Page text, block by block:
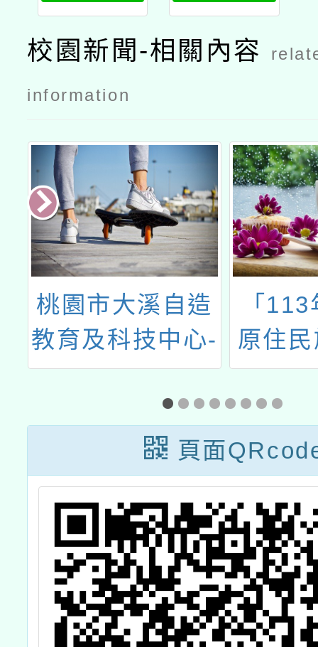
業與課程品
質整體推動
計畫－國小
素養導向評
作坊公文
業與課程品
質整體推動
計畫－國小
作坊計畫
校園新聞-相關內容
information
「113年度營造
原住民族文化學
習場域」計畫徵
「教
全國
閩南
徵稿
計畫
頁面